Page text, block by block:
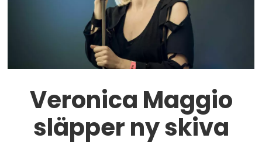
Veronica Maggio
släpper ny skiva